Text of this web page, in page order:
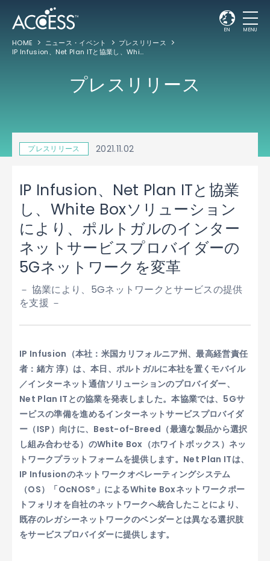
EN MENU
HOME ニュース・イベント
プレスリリース
IP Infusion、Net Plan ITと協業し、White Boxソリューションにより、ポルトガルのインターネットサービスプロバイダーの5Gネットワークを変革
プレスリリース
プレスリリース 2021.11.02
IP Infusion、Net Plan ITと協業
し、White Boxソリューション
により、ポルトガルのインター
ネットサービスプロバイダーの
5Gネットワークを変革
－ 協業により、5Gネットワークとサービスの提供
を支援 －
IP Infusion（本社：米国カリフォルニア州、最高経営責任
者：緒方 淳）は、本日、ポルトガルに本社を置くモバイル
／インターネット通信ソリューションのプロバイダー、
Net Plan ITとの協業を発表しました。本協業では、5Gサ
ービスの準備を進めるインターネットサービスプロバイダ
ー（ISP）向けに、Best-of-Breed（最適な製品から選択
し組み合わせる）のWhite Box（ホワイトボックス）ネッ
トワークプラットフォームを提供します。Net Plan ITは、
IP Infusionのネットワークオペレーティングシステム
（OS）「OcNOS®」によるWhite Boxネットワークポー
トフォリオを自社のネットワークへ統合したことにより、
既存のレガシーネットワークのベンダーとは異なる選択肢
をサービスプロバイダーに提供します。